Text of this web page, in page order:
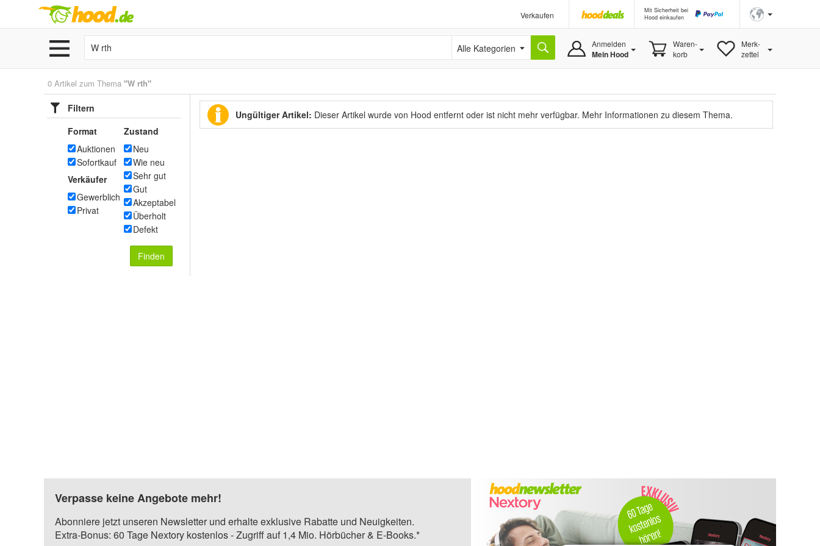
Verkaufen
Mit Sicherheit bei
Hood einkaufen
Alle Kategorien Anmelden
Mein Hood
Waren-
korb
Merk-
zettel
0 Artikel zum Thema "W rth"
Filtern
Format
Auktionen
Sofortkauf
Verkäufer
Gewerblich
Privat
Zustand
Neu
Wie neu
Sehr gut
Gut
Akzeptabel
Überholt
Defekt
Finden
Ungültiger Artikel: Dieser Artikel wurde von Hood entfernt oder ist nicht mehr verfügbar. Mehr Informationen zu diesem Thema.
Verpasse keine Angebote mehr!
Abonniere jetzt unseren Newsletter und erhalte exklusive Rabatte und Neuigkeiten.
Extra-Bonus: 60 Tage Nextory kostenlos - Zugriff auf 1,4 Mio. Hörbücher & E-Books.*